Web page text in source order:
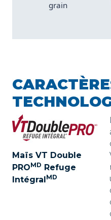
grain
Maïs VT Double
PROMD Refuge
IntégralMD